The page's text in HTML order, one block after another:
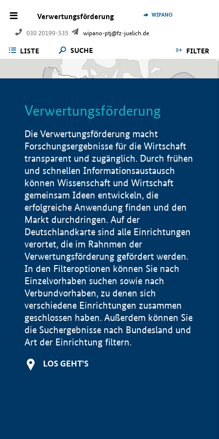
Verwertungsförderung
030 20199-535 wipano-ptj@fz-juelich.de
WIPANO
LISTE SUCHE FILTER
Verwertungsförderung
Die Verwertungsförderung macht
Forschungsergebnisse für die Wirtschaft
transparent und zugänglich. Durch frühen
und schnellen Informationsaustausch
können Wissenschaft und Wirtschaft
gemeinsam Ideen entwickeln, die
erfolgreiche Anwendung finden und den
Markt durchdringen. Auf der
Deutschlandkarte sind alle Einrichtungen
verortet, die im Rahnmen der
Verwertungsförderung gefördert werden.
In den Filteroptionen können Sie nach
Einzelvorhaben suchen sowie nach
Verbundvorhaben, zu denen sich
verschiedene Einrichtungen zusammen
geschlossen haben. Außerdem können Sie
die Suchergebnisse nach Bundesland und
Art der Einrichtung filtern.
LOS GEHT'S